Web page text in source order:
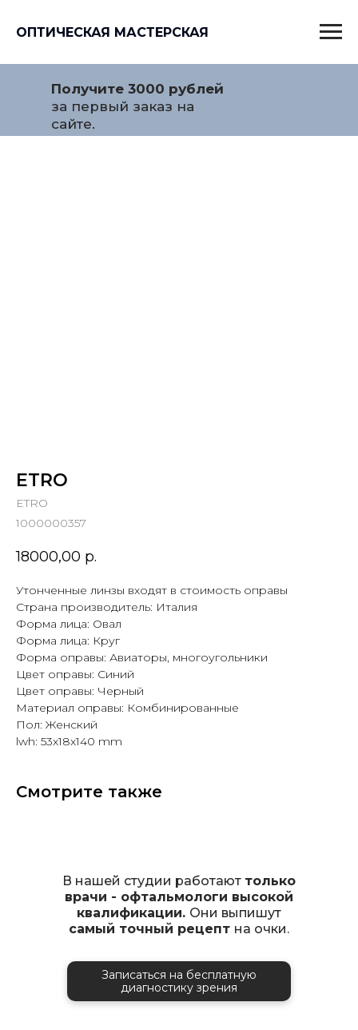
ОПТИЧЕСКАЯ МАСТЕРСКАЯ
Получите 3000 рублей
за первый заказ на
сайте.
ETRO
ETRO
1000000357
18000,00 р.
Утонченные линзы входят в стоимость оправы
Страна производитель: Италия
Форма лица: Овал
Форма лица: Круг
Форма оправы: Авиаторы, многоугольники
Цвет оправы: Синий
Цвет оправы: Черный
Материал оправы: Комбинированные
Пол: Женский
lwh: 53x18x140 mm
Смотрите также
В нашей студии работают только
врачи - офтальмологи высокой
квалификации. Они выпишут
самый точный рецепт на очки.
Записаться на бесплатную
диагностику зрения